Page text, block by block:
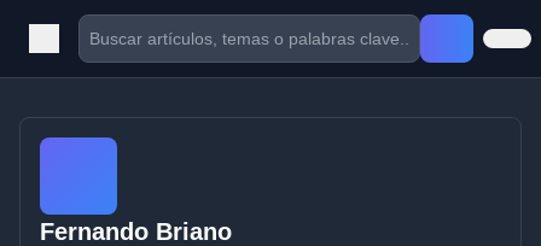
Fernando Briano